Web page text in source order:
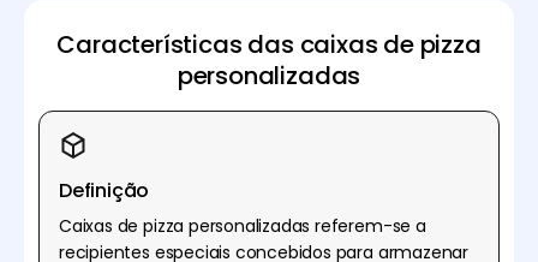
Características das caixas de pizza
personalizadas
Definição
Caixas de pizza personalizadas referem-se a
recipientes especiais concebidos para armazenar